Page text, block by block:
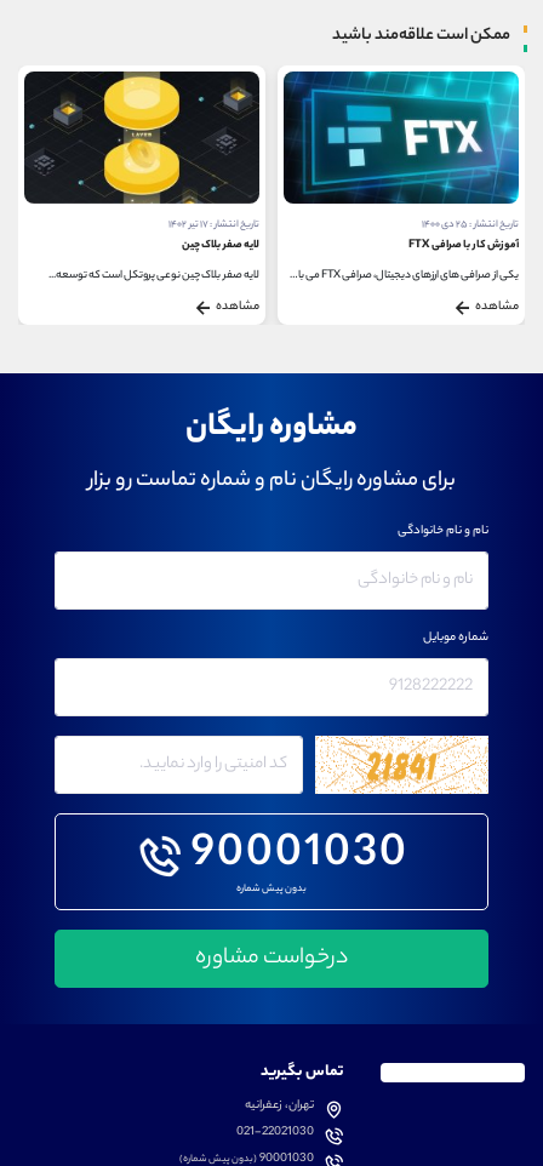
ممکن است علاقه‌مند باشید
تاریخ انتشار : ۲۵ دی ۱۴۰۰
آموزش کار با صرافی FTX
یکی از صرافی های ارزهای دیجیتال، صرافی FTX می باشد...
مشاهده
تاریخ انتشار : ۱۷ تیر ۱۴۰۲
لایه صفر بلاک چین
لایه‌ صفر بلاک چین نوعی پروتکل است که توسعه...
مشاهده
مشاوره رایگان
برای مشاوره رایگان نام و شماره تماست رو بزار
90001030
بدون پیش شماره
نام و نام خانوادگی
شماره موبایل
تماس بگیرید
تهران، زعفرانیه
021-22021030
90001030(بدون پیش شماره)